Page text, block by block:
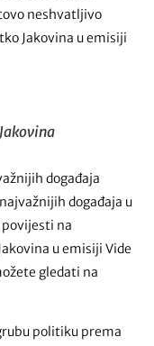
neshvatljivo
Jakovina u emisiji
događaja
događaja u
na
u emisiji Vide
gledati na
politiku prema